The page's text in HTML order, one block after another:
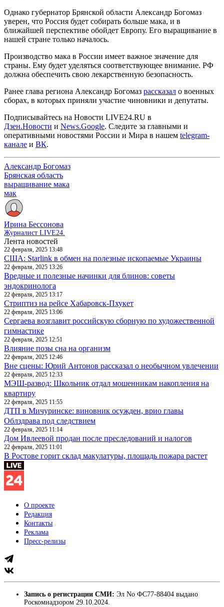
Однако губернатор Брянской области Александр Богомаз
уверен, что Россия будет собирать больше мака, и в
ближайшей перспективе обойдет Европу. Его выращивание в
нашей стране только началось.
Производство мака в России имеет важное значение для
страны. Ему будет уделяться соответствующее внимание. РФ
должна обеспечить свою лекарственную безопасность.
Ранее глава региона Александр Богомаз рассказал о военных
сборах, в которых приняли участие чиновники и депутаты.
Подписывайтесь на Новости LIVE24.RU в
Дзен.Новости и News.Google. Следите за главными и
оперативными новостями России и Мира в нашем telegram-
канале и ВК.
Александр Богомаз
Брянская область
выращивание мака
мак
Ирина Бессонова
Журналист LIVE24.
Лента новостей
22 февраля, 2025 13:48
США: Starlink в обмен на полезные ископаемые Украины
22 февраля, 2025 13:26
Вредные и полезные начинки для блинов: советы
эндокринолога
22 февраля, 2025 13:17
Стриптиз на рейсе Хабаровск-Пхукет
22 февраля, 2025 13:06
Сергаева возглавит российскую сборную по художественной
гимнастике
22 февраля, 2025 12:51
Влияние позы сна на организм
22 февраля, 2025 12:46
Вне сцены: Юрий Антонов рассказал о необычном увлечении
22 февраля, 2025 12:33
МЭШ-развод: Школьник отдал мошенникам накопления на
квартиру
22 февраля, 2025 11:55
ДТП в Мичуринске: виновник осужден, врио главы
Облздрава под следствием
22 февраля, 2025 11:14
Дом Ивлеевой продан после преследований и налогов
22 февраля, 2025 11:01
В Ростове горит склад макулатуры, площадь пожара растет
О проекте
Редакция
Контакты
Реклама
Пресс-релизы
Запись о регистрации СМИ: Эл No ФС77-88404 выдано
Роскомнадзором 29.10.2024.